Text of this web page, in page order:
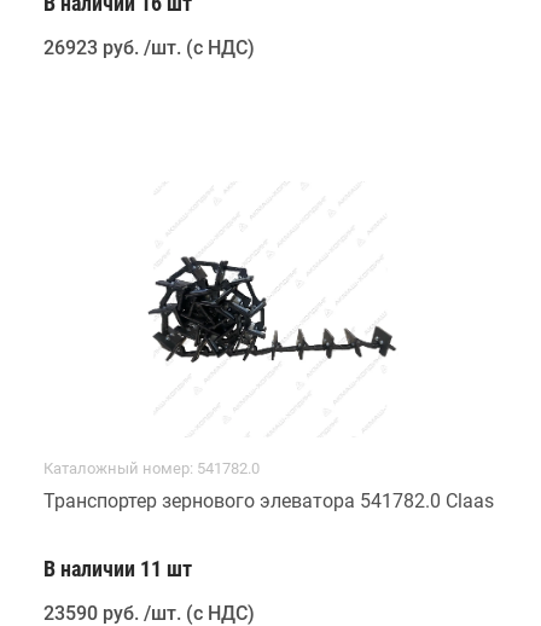
26923 руб. /шт. (с НДС)
Каталожный номер: 541782.0
Транспортер зернового элеватора 541782.0 Claas
В наличии 11 шт
23590 руб. /шт. (с НДС)